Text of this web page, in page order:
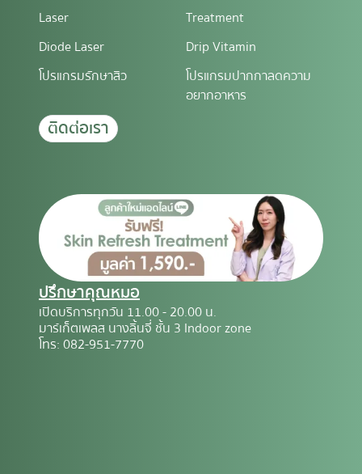
Laser
Treatment
Diode Laser
Drip Vitamin
โปรแกรมรักษาสิว
โปรแกรมปากกาลดความ
อยากอาหาร
ติดต่อเรา
ปรึกษาคุณหมอ
เปิดบริการทุกวัน 11.00 - 20.00 น.
มาร์เก็ตเพลส นางลิ้นจี่ ชั้น 3 Indoor zone
โทร: 082-951-7770